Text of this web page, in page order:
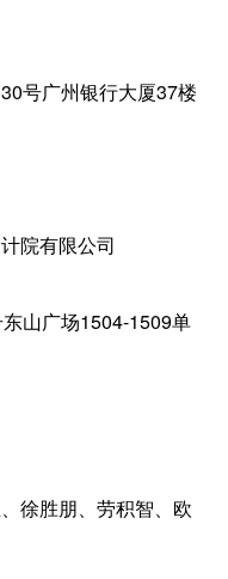
号广州银行大厦37楼
院有限公司
山广场1504-1509单
徐胜朋、劳积智、欧